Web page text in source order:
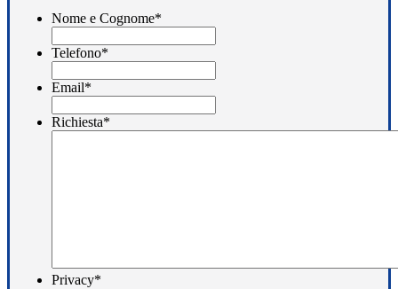
Nome e Cognome*
Telefono*
Email*
Richiesta*
Privacy*